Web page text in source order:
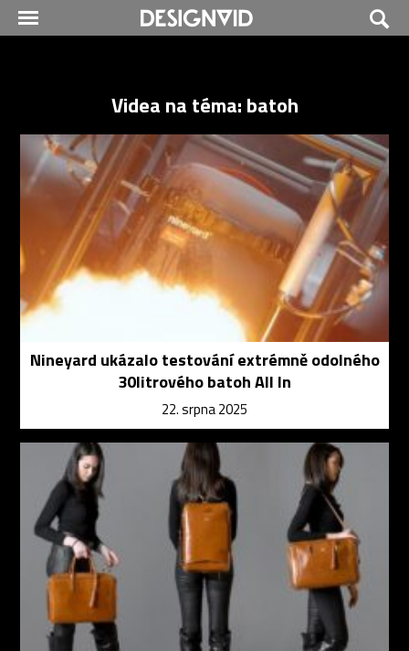
Videa na téma: batoh
Nineyard ukázalo testování extrémně odolného
30litrového batoh All In
22. srpna 2025